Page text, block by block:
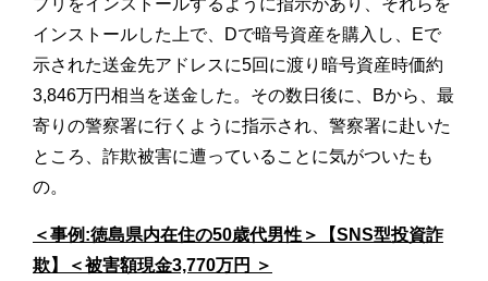
インストールした上で、Dで暗号資産を購入し、Eで
示された送金先アドレスに5回に渡り暗号資産時価約
3,846万円相当を送金した。その数日後に、Bから、最
寄りの警察署に行くように指示され、警察署に赴いた
ところ、詐欺被害に遭っていることに気がついたも
の。
＜事例:徳島県内在住の50歳代男性＞【SNS型投資詐
欺】＜被害額現金3,770万円 ＞